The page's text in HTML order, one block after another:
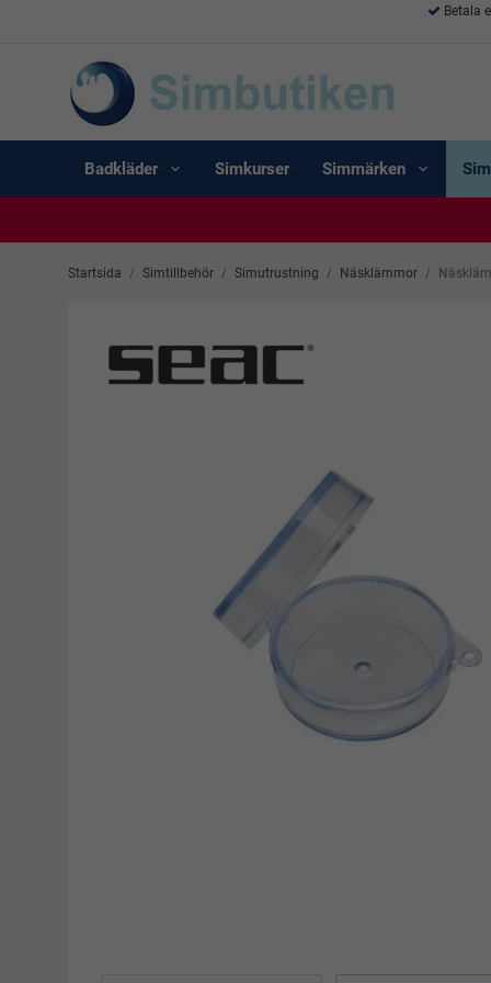
Betala
Badkläder Simkurser Simmärken
Startsida / Simtillbehör / Simutrustning / Näsklämmor /